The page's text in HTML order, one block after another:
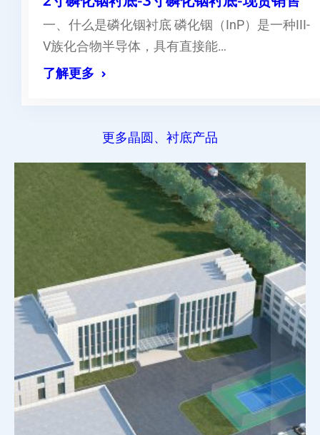
一、什么是磷化铟衬底 磷化铟（InP）是一种III-
V族化合物半导体，具有直接能…
了解更多
更多晶圆、衬底产品